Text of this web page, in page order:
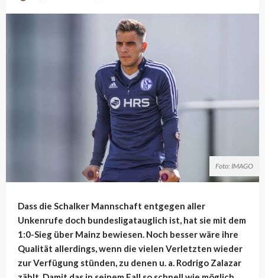
Foto: IMAGO
Dass die Schalker Mannschaft entgegen aller
Unkenrufe doch bundesligatauglich ist, hat sie mit dem
1:0-Sieg über Mainz bewiesen. Noch besser wäre ihre
Qualität allerdings, wenn die vielen Verletzten wieder
zur Verfügung stünden, zu denen u. a. Rodrigo Zalazar